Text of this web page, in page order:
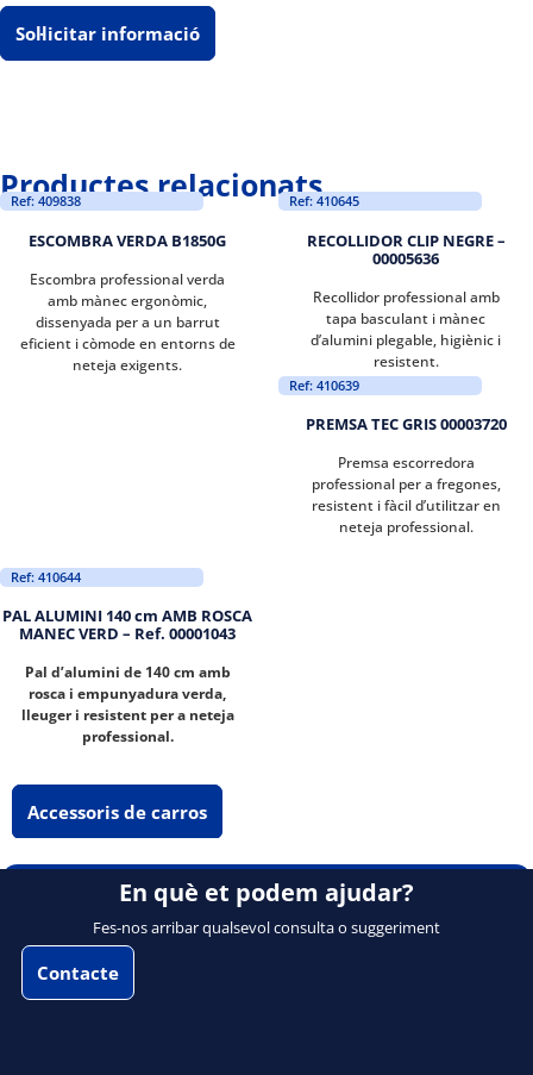
Sol·licitar informació
Productes relacionats
Ref: 409838
ESCOMBRA VERDA B1850G
Escombra professional verda
amb mànec ergonòmic,
dissenyada per a un barrut
eficient i còmode en entorns de
neteja exigents.
Ref: 410645
RECOLLIDOR CLIP NEGRE –
00005636
Recollidor professional amb
tapa basculant i mànec
d’alumini plegable, higiènic i
resistent.
Ref: 410644
PAL ALUMINI 140 cm AMB ROSCA
MANEC VERD – Ref. 00001043
Pal d’alumini de 140 cm amb
rosca i empunyadura verda,
lleuger i resistent per a neteja
professional.
Ref: 410639
PREMSA TEC GRIS 00003720
Premsa escorredora
professional per a fregones,
resistent i fàcil d’utilitzar en
neteja professional.
Accessoris de carros
En què et podem ajudar?
Fes-nos arribar qualsevol consulta o suggeriment
Contacte